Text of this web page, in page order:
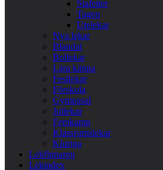
Stafetter
Tagen
Utelekar
Nya lekar
Blandat
Bollekar
Lära känna
Festlekar
Förskola
Gympasal
Jullekar
Femkamp
Klassrumslekar
Kluriga
Lekfinnaren
Lekindex